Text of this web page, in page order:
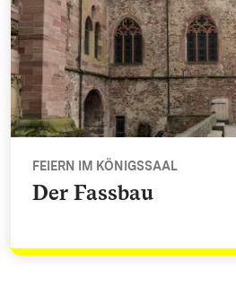
Der Fassbau
FEIERN IM KÖNIGSSAAL